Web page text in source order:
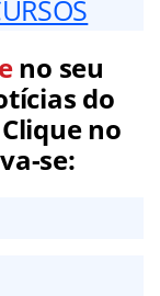
no seu
do
no
se: